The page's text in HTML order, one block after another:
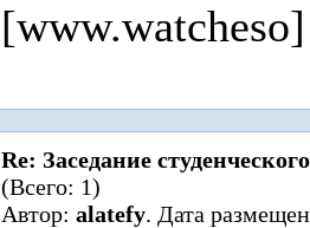
Re: Заседание
(Всего: 1)
Автор: alatefy. Дата